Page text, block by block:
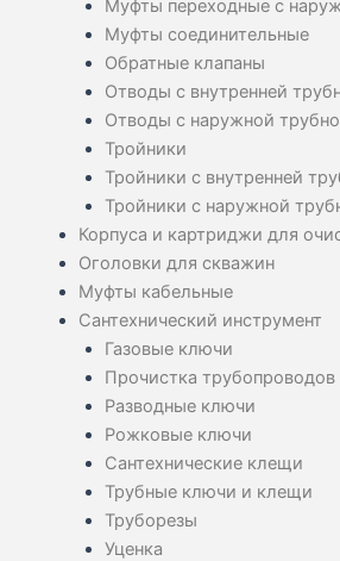
Муфты переходные с
Муфты соединительные
Обратные клапаны
Отводы с внутренней
Отводы с наружной
Тройники
Тройники с внутренней
Тройники с наружной
Корпуса и картриджи для
Оголовки для скважин
Муфты кабельные
Сантехнический инструмент
Газовые ключи
Прочистка трубопроводов
Разводные ключи
Рожковые ключи
Сантехнические клещи
Трубные ключи и клещи
Труборезы
Уценка